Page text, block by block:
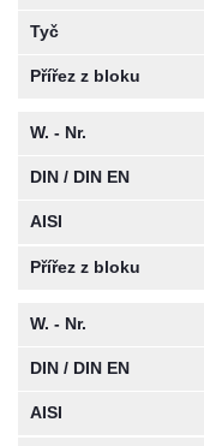
Tyč
Přířez z bloku
W. - Nr.
DIN / DIN EN
AISI
Přířez z bloku
W. - Nr.
DIN / DIN EN
AISI